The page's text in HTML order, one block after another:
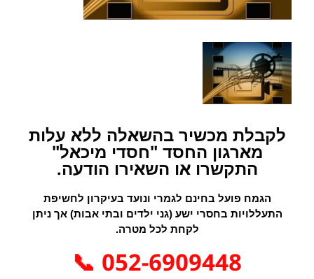
לקבלת מכשיר בהשאלה ללא עלות
מארגון החסד "חסדי מיכאל"
התקשרו או השאירו הודעה.
הגמח פועל בחינם לגמרי ונועד בעיקרון לחשיפת
התעללויות בחסרי ישע (גני ילדים ובתי אבות) אך ניתן
לקחת לכל מטרה.
052-6909448 📞